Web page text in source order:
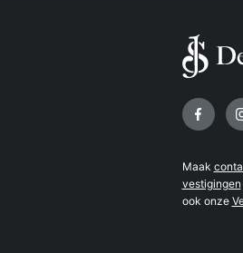
Volg ons
Maak
vestigingen
ook onze